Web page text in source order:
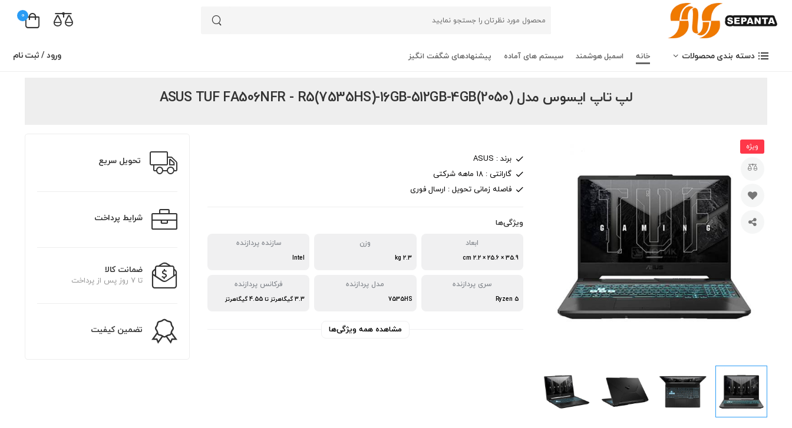
0
دسته بندی محصولات خانه اسمبل هوشمند سیستم های آماده پیشنهادهای شگفت انگیز ورود / ثبت نام
لپ تاپ ایسوس مدل ASUS TUF FA506NFR - R5(7535HS)-16GB-512GB-4GB(2050)
ویژه
برند : ASUS
گارانتی : 18 ماهه شرکتی
فاصله زمانی تحویل : ارسال فوری
ویژگی‌ها
ابعاد
35.9 × 25.6 × 2.2 cm
وزن
2.3 kg
سازنده پردازنده
Intel
سری پردازنده
Ryzen 5
مدل پردازنده
7535HS
فرکانس پردازنده
3.3 گیگاهرتز تا 4.55 گیگاهرتز
مشاهده همه ویژگی‌ها
تحویل سریع
شرایط پرداخت
ضمانت کالا
تا 7 روز پس از پرداخت
تضمین کیفیت